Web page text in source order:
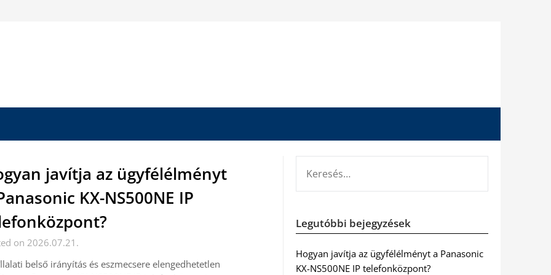
javítja az ügyfélélményt
KX-NS500NE IP
on 2026.07.21.
belső irányítás és eszmecsere elengedhetetlen
Legutóbbi bejegyzések
Hogyan javítja az ügyfélélményt a Panasonic
KX-NS500NE IP telefonközpont?